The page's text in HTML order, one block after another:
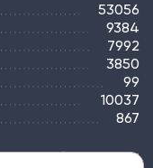
53056
9384
7992
3850
99
10037
867
КАРТА САЙТА ТЭГИ